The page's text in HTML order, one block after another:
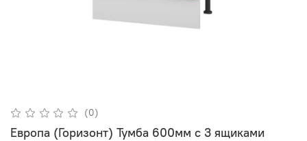
(0)
Европа (Горизонт) Тумба 600мм с 3 ящиками